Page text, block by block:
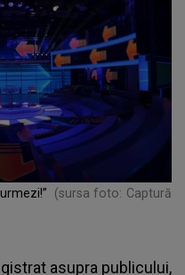
(sursa foto: Captură
asupra publicului,